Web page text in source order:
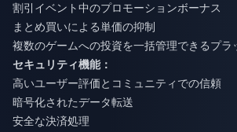
割引イベント中のプロモーションボーナス
まとめ買いによる単価の抑制
複数のゲームへの投資を一括管理できるプラ
セキュリティ機能：
高いユーザー評価とコミュニティでの信頼
暗号化されたデータ転送
安全な決済処理